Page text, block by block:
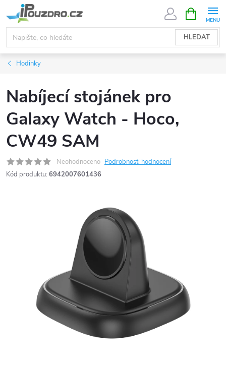
na
obsah
HLEDAT
NÁKUPNÍ
KOŠÍK
Hodinky
Nabíjecí stojánek pro
Galaxy Watch - Hoco,
CW49 SAM
Neohodnoceno Podrobnosti hodnocení
Kód produktu: 6942007601436